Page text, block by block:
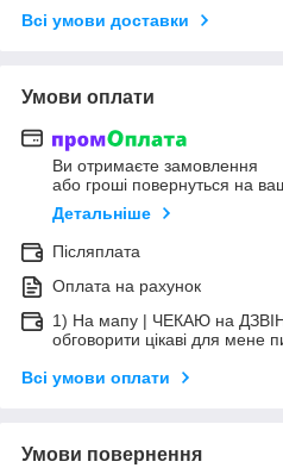
Всі умови доставки
Умови оплати
Ви отримаєте замовлення
або гроші повернуться на
Детальніше
Післяплата
Оплата на рахунок
1) На мапу | ЧЕКАЮ на
обговорити цікаві для мене
Всі умови оплати
Умови повернення